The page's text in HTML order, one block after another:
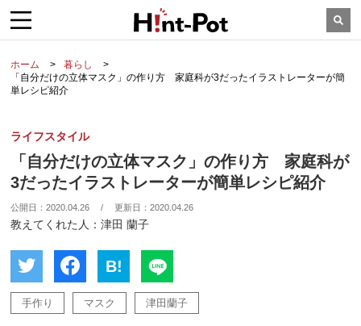
ホーム
暮らし
「自分だけの立体マスク」の作り方 家庭科が3だったイラストレーターが簡
単レシピ紹介
ライフスタイル
「自分だけの立体マスク」の作り方 家庭科が
3だったイラストレーターが簡単レシピ紹介
公開日：2020.04.26 / 更新日：2020.04.26
教えてくれた人：津田 蘭子
B!
手作り マスク 津田蘭子